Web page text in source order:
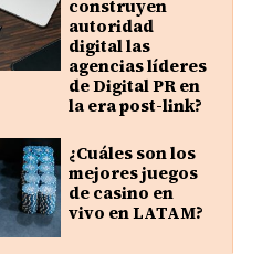
construyen
autoridad
digital las
agencias líderes
de Digital PR en
la era post-link?
¿Cuáles son los
mejores juegos
de casino en
vivo en LATAM?